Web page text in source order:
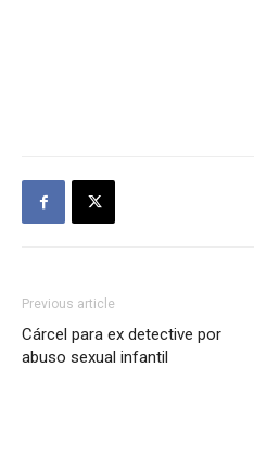
Previous article
Cárcel para ex detective por
abuso sexual infantil